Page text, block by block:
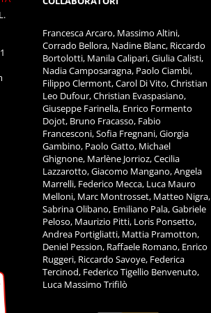
Francesca Arcaro, Massimo Altini,
Corrado Bellora, Nadine Blanc, Riccardo
Bortolotti, Manila Calipari, Giulia Calisti,
Nadia Camposaragna, Paolo Ciambi,
Filippo Clermont, Carol Di Vito, Christian
Leo Dufour, Christian Evaspasiano,
Giuseppe Farinella, Enrico Formento
Dojot, Bruno Fracasso, Fabio
Francesconi, Sofia Fregnani, Giorgia
Gambino, Paolo Gatto, Michael
Ghignone, Marlène Jorrioz, Cecilia
Lazzarotto, Giacomo Mangano, Angela
Marrelli, Federico Mecca, Luca Mauro
Melloni, Marc Montrosset, Matteo Nigra,
Sabrina Olibano, Emiliano Pala, Gabriele
Peloso, Maurizio Pitti, Loris Ponsetto,
Andrea Portigliatti, Mattia Pramotton,
Deniel Pession, Raffaele Romano, Enrico
Ruggeri, Riccardo Savoye, Federica
Tercinod, Federico Tigellio Benvenuto,
Luca Massimo Trifilò